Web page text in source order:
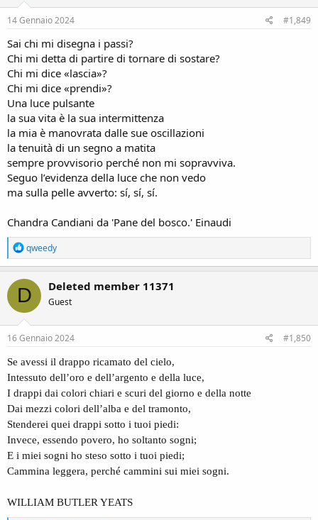
n
s
14 Gennaio 2024 #1,849
Sai chi mi disegna i passi?
Chi mi detta di partire di tornare di sostare?
Chi mi dice «lascia»?
Chi mi dice «prendi»?
Una luce pulsante
la sua vita è la sua intermittenza
la mia è manovrata dalle sue oscillazioni
la tenuità di un segno a matita
sempre provvisorio perché non mi sopravviva.
Seguo l’evidenza della luce che non vedo
ma sulla pelle avverto: sí, sí, sí.
Chandra Candiani da 'Pane del bosco.' Einaudi
R
e
a
c
t
i
o
n
s
qweedy
D Deleted member 11371
Guest
16 Gennaio 2024 #1,850
Se avessi il drappo ricamato del cielo,
Intessuto dell’oro e dell’argento e della luce,
I drappi dai colori chiari e scuri del giorno e della notte
Dai mezzi colori dell’alba e del tramonto,
Stenderei quei drappi sotto i tuoi piedi:
Invece, essendo povero, ho soltanto sogni;
E i miei sogni ho steso sotto i tuoi piedi;
Cammina leggera, perché cammini sui miei sogni.
WILLIAM BUTLER YEATS